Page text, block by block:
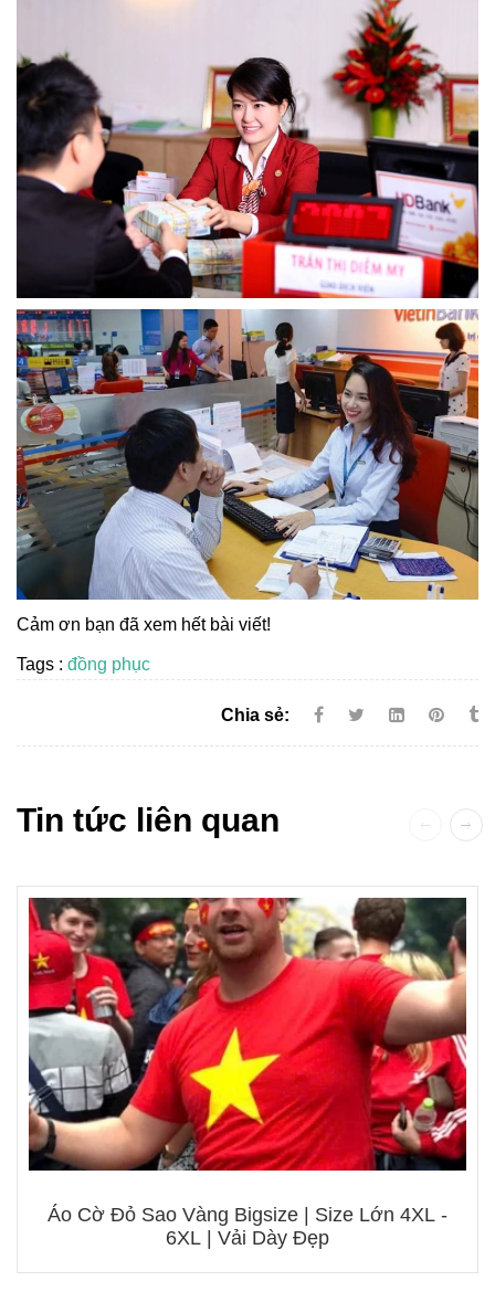
Cảm ơn bạn đã xem hết bài viết!
Tags : đồng phục
Chia sẻ:
Tin tức liên quan
Áo Cờ Đỏ Sao Vàng Bigsize | Size Lớn 4XL -
6XL | Vải Dày Đẹp